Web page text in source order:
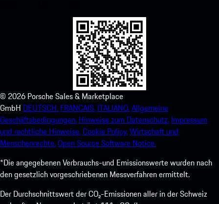
© 2026 Porsche Sales & Marketplace
GmbH DEUTSCH. FRANCAIS. ITALIANO.Allgemeine
Geschäftsbedingungen. Hinweise zum Datenschutz. Impressum
und rechtliche Hinweise.Cookie Policy.Wirtschaft und
Menschenrechte.Open Source Software Notice.
*Die angegebenen Verbrauchs-und Emissionswerte wurden nach
den gesetzlich vorgeschriebenen Messverfahren ermittelt.
Der Durchschnittswert der CO₂-Emissionen aller in der Schweiz